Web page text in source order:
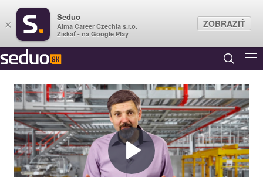
Prehrať
×
Seduo
Alma Career Czechia s.r.o.
Získať - na Google Play
ZOBRAZIŤ